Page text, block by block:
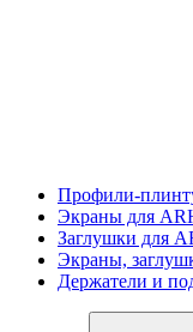
Профили-
Экраны для
Заглушки для
Экраны,
Держатели и